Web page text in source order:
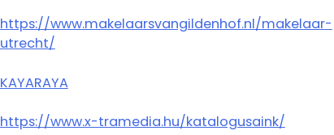
https://www.makelaarsvangildenhof.nl/makelaar-
utrecht/
KAYARAYA
https://www.x-tramedia.hu/katalogusaink/